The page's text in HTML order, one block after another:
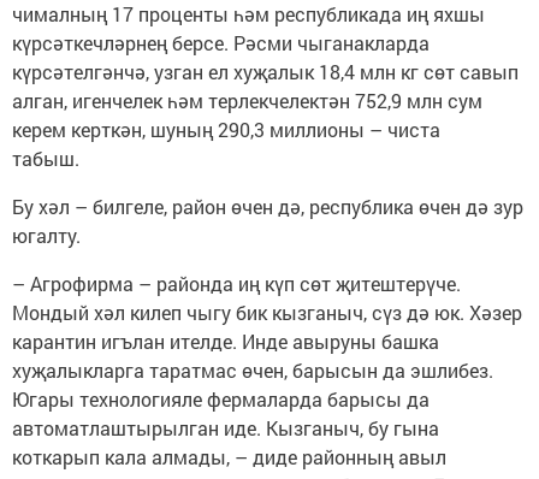
чималның 17 проценты һәм республикада иң яхшы
күрсәткечләрнең берсе. Рәсми чыганакларда
күрсәтелгәнчә, узган ел хуҗалык 18,4 млн кг сөт савып
алган, игенчелек һәм терлекчелектән 752,9 млн сум
керем керткән, шуның 290,3 миллионы – чиста
табыш.
Бу хәл – билгеле, район өчен дә, республика өчен дә зур
югалту.
– Агрофирма – районда иң күп сөт җитештерүче.
Мондый хәл килеп чыгу бик кызганыч, сүз дә юк. Хәзер
карантин игълан ителде. Инде авыруны башка
хуҗалыкларга таратмас өчен, барысын да эшлибез.
Югары технологияле фермаларда барысы да
автоматлаштырылган иде. Кызганыч, бу гына
коткарып кала алмады, – диде районның авыл